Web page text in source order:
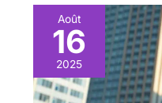
Août
16
2025